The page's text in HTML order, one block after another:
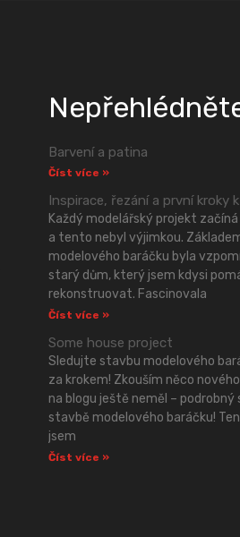
Barvení a patina
Číst více »
Inspirace, řezání a první kroky
Každý modelářský projekt
a tento nebyl výjimkou.
modelového baráčku byla
starý dům, který jsem kdysi
rekonstruovat. Fascinovala
Číst více »
Some house project
Sledujte stavbu modelového
za krokem! Zkouším něco
na blogu ještě neměl – podrobný
stavbě modelového baráčku!
jsem
Číst více »